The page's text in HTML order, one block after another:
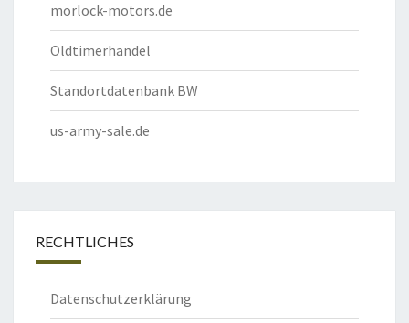
morlock-motors.de
Oldtimerhandel
Standortdatenbank BW
us-army-sale.de
RECHTLICHES
Datenschutzerklärung